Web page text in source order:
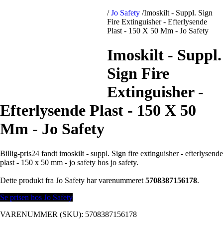
/ Jo Safety /Imoskilt - Suppl. Sign
Fire Extinguisher - Efterlysende
Plast - 150 X 50 Mm - Jo Safety
Imoskilt - Suppl.
Sign Fire
Extinguisher -
Efterlysende Plast - 150 X 50
Mm - Jo Safety
Billig-pris24 fandt imoskilt - suppl. Sign fire extinguisher - efterlysende
plast - 150 x 50 mm - jo safety hos jo safety.
Dette produkt fra Jo Safety har varenummeret 5708387156178.
Se prisen hos Jo Safety
VARENUMMER (SKU): 5708387156178